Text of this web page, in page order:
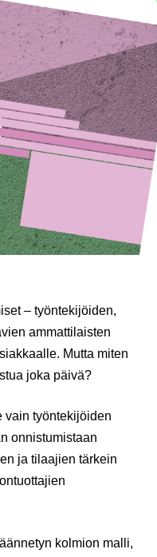
– työntekijöiden,
ammattilaisten
Mutta miten
joka päivä?
vain työntekijöiden
onnistumistaan
ja tilaajien tärkein
kolmion malli,